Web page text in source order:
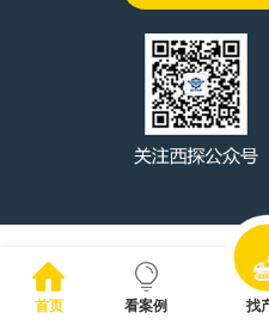
首页 看案例 找